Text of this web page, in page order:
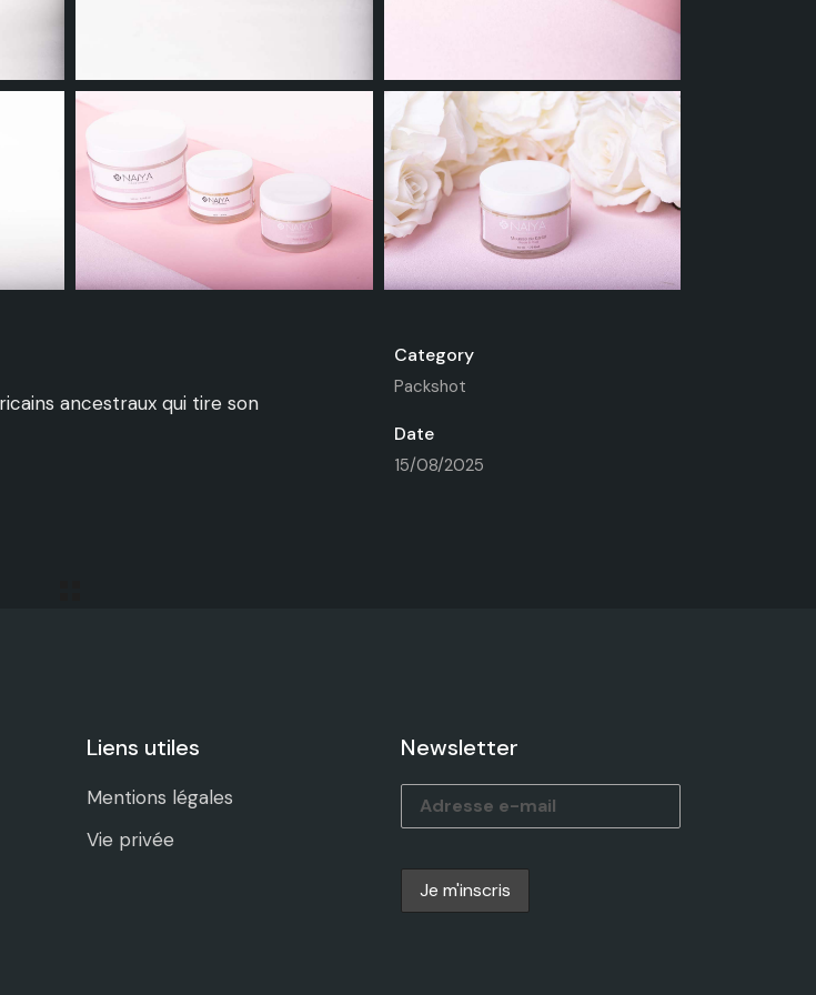
ancestraux qui tire son
Category
Packshot
Date
15/08/2025
Liens utiles
Mentions légales
Vie privée
Newsletter